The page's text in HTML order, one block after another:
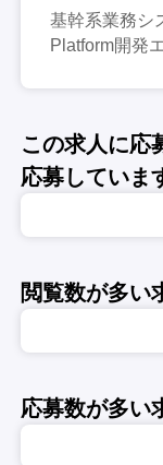
基幹系業務シ
Platform開発
この求人に応
応募していま
閲覧数が多い
応募数が多い